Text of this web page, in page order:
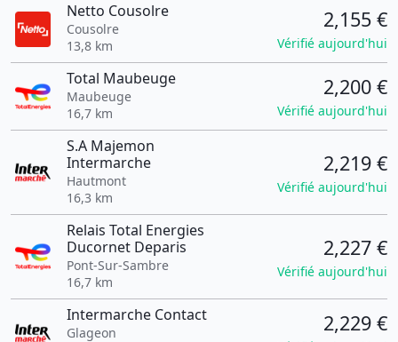
Netto Cousolre
Cousolre
13,8 km
2,155 €
Vérifié aujourd'hui
Total Maubeuge
Maubeuge
16,7 km
2,200 €
Vérifié aujourd'hui
S.A Majemon
Intermarche
Hautmont
16,3 km
2,219 €
Vérifié aujourd'hui
Relais Total Energies
Ducornet Deparis
Pont-Sur-Sambre
16,7 km
2,227 €
Vérifié aujourd'hui
Intermarche Contact
Glageon
2,229 €